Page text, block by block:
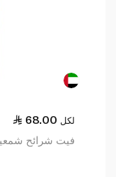
68.00 لكل
فيت شرائح شمعية